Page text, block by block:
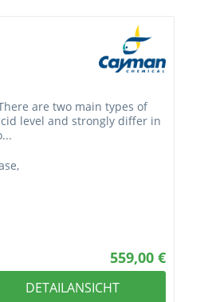
are two main types of
level and strongly differ in
559,00 €
DETAILANSICHT